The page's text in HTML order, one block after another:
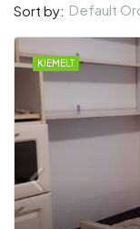
Sort by: Default
KIEMELT